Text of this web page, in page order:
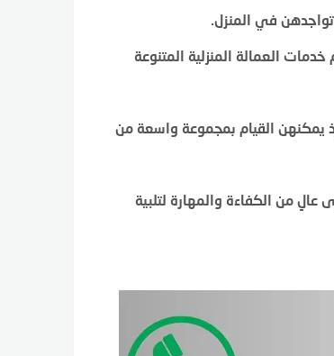
في المنزل.
العمالة المنزلية المتنوعة
يمكنهن القيام بمجموعة واسعة من
من الكفاءة والمهارة لتلبية